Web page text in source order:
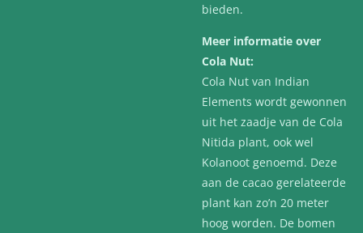
bieden.
Meer informatie over
Cola Nut:
Cola Nut van Indian
Elements wordt gewonnen
uit het zaadje van de Cola
Nitida plant, ook wel
Kolanoot genoemd. Deze
aan de cacao gerelateerde
plant kan zo’n 20 meter
hoog worden. De bomen